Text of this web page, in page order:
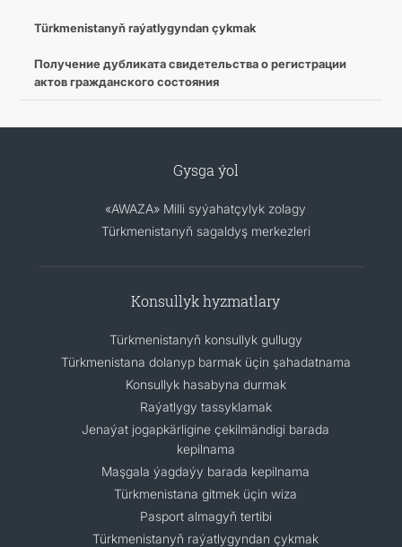
Türkmenistanyň raýatlygyndan çykmak
Получение дубликата свидетельства о регистрации
актов гражданского состояния
Gysga ýol
«AWAZA» Milli syýahatçylyk zolagy
Türkmenistanyň sagaldyş merkezleri
Konsullyk hyzmatlary
Türkmenistanyň konsullyk gullugy
Türkmenistana dolanyp barmak üçin şahadatnama
Konsullyk hasabyna durmak
Raýatlygy tassyklamak
Jenaýat jogapkärligine çekilmändigi barada
kepilnama
Maşgala ýagdaýy barada kepilnama
Türkmenistana gitmek üçin wiza
Pasport almagyň tertibi
Türkmenistanyň raýatlygyndan çykmak